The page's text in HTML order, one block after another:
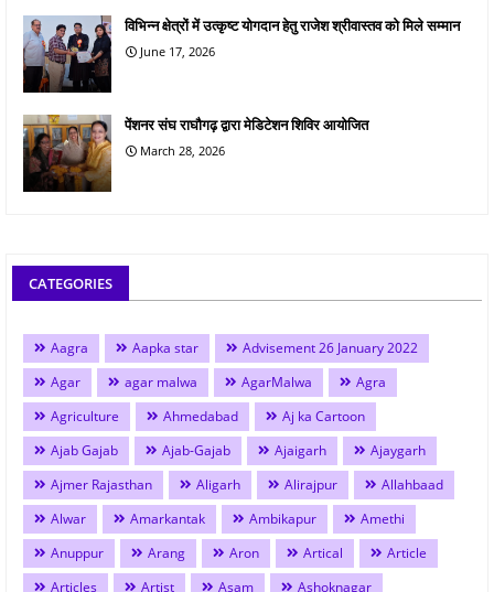
विभिन्न क्षेत्रों में उत्कृष्ट योगदान हेतु राजेश श्रीवास्तव को मिले सम्मान
June 17, 2026
पेंशनर संघ राघौगढ़ द्वारा मेडिटेशन शिविर आयोजित
March 28, 2026
CATEGORIES
Aagra Aapka star
Advisement 26 January 2022
Agar
agar malwa AgarMalwa
Agra
Agriculture
Ahmedabad
Aj ka Cartoon
Ajab Gajab
Ajab-Gajab Ajaigarh
Ajaygarh
Ajmer Rajasthan
Aligarh Alirajpur
Allahbaad
Alwar
Amarkantak Ambikapur
Amethi
Anuppur
Arang Aron Artical
Article
Articles
Artist Asam Ashoknagar